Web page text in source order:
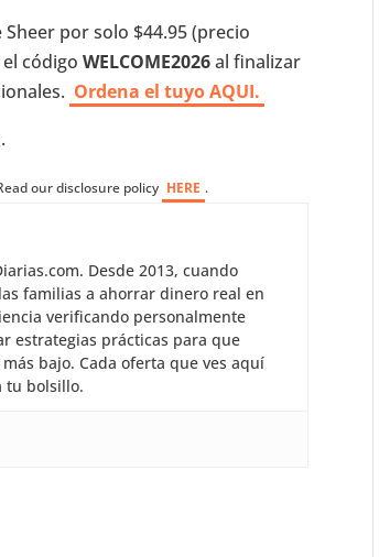
por solo $44.95 (precio
el códigoWELCOME2026al finalizar
Ordena el tuyo AQUI.
our disclosure policy HERE .
Desde 2013, cuando
familias a ahorrar dinero real en
verificando personalmente
estrategias prácticas para que
bajo. Cada oferta que ves aquí
tu bolsillo.